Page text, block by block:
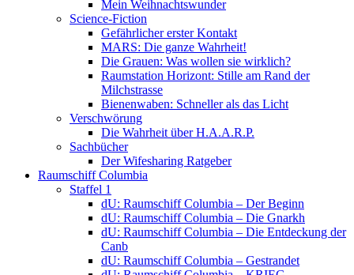
Mein Weihnachtswunder
Science-Fiction
Gefährlicher erster Kontakt
MARS: Die ganze Wahrheit!
Die Grauen: Was wollen sie wirklich?
Raumstation Horizont: Stille am Rand der
Milchstrasse
Bienenwaben: Schneller als das Licht
Verschwörung
Die Wahrheit über H.A.A.R.P.
Sachbücher
Der Wifesharing Ratgeber
Raumschiff Columbia
Staffel 1
dU: Raumschiff Columbia – Der Beginn
dU: Raumschiff Columbia – Die Gnarkh
dU: Raumschiff Columbia – Die Entdeckung der
Canb
dU: Raumschiff Columbia – Gestrandet